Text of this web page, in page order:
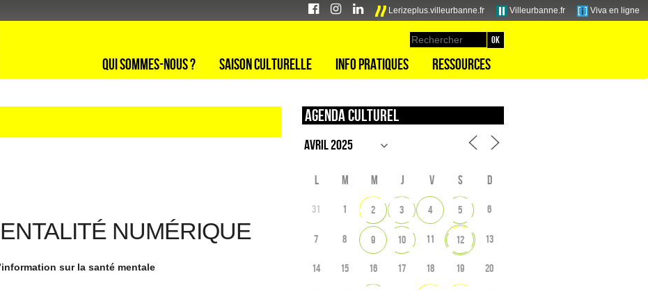
Lerizeplus.villeurbanne.fr Villeurbanne.fr Viva en ligne
Qui sommes-nous ? Saison culturelle Info pratiques Ressources
NUMÉRIQUE
sur la santé mentale
Agenda culturel
L M M J V S D
31 1 2 3 4 5 6
7 8 9 10 11 12 13
14 15 16 17 18 19 20